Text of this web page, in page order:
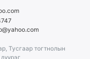
Тусгаар тогтнолын